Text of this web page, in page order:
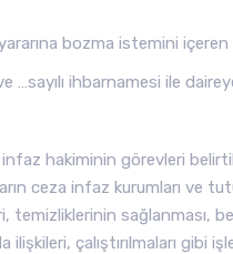
bozma istemini içeren
…sayılı ihbarnamesi ile
hakiminin görevleri
ceza infaz kurumları ve
temizliklerinin sağlanması,
ilişkileri, çalıştırılmaları